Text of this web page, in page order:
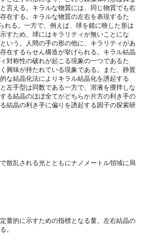
ィの増強された光場とキラル核
Optical Force as a Potential
Gotoh, Naoki Takano,
Chemistry C
acs.jpcc.5c01253
域研究(A)「光の螺旋性が拓くキ
言える。キラルな物質には、同じ物質でも右
在する。キラルな物質の左右を表現するた
れる。一方で、例えば、球を鏡に映した形は
すため、球にはキラリティが無いことにな
いう。人間の手の形の他に、キラリティがあ
在するらせん構造が挙げられる。キラル結晶
対称性の破れが起こる現象の一つであるた
興味が持たれている現象である。また、静置
な結晶化法によりキラル結晶化を誘起する
左手型は同数である一方で、溶液を攪拌しな
る結晶のほぼ全てがどちらか片方の利き手の
結晶の利き手に偏りを誘起する因子の探索研
散乱される光とともにナノメートル領域に局
量的に示すための指標となる量。左右結晶の
。